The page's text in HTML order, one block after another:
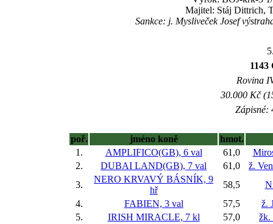
Majitel: Stáj Dittrich,
Sankce: j. Mysliveček Josef
1143
Rovina
30.000 Kč
Zápisné:
poř. jméno koně
hmot.
1.
AMPLIFICO(GB), 6 val 61,0
2.
DUBAI LAND(GB), 7 val 61,0
ž.
3.
NERO KRVAVÝ BÁSNÍK, 9
hř
58,5
4.
FABIEN, 3 val 57,5
ž.
5.
IRISH MIRACLE, 7 kl 57,0
žk.